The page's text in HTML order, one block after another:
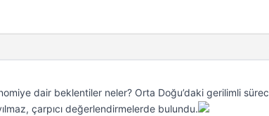
dair beklentiler neler? Orta Doğu’daki gerilimli
çarpıcı değerlendirmelerde bulundu.